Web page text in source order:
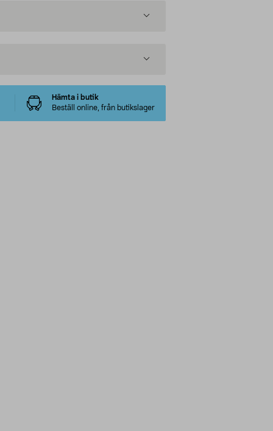
Hämta i butik
Beställ online, från butikslager